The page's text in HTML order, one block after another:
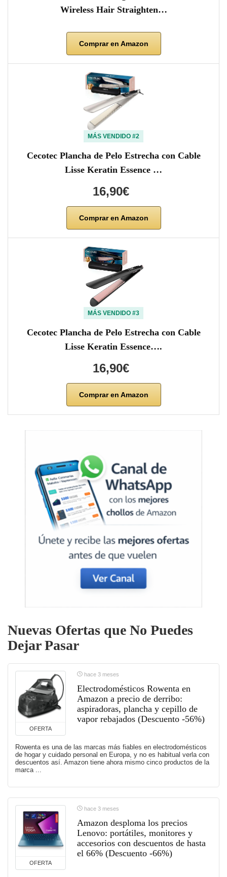
Wireless Hair Straighten…
Comprar en Amazon
MÁS VENDIDO #2
Cecotec Plancha de Pelo Estrecha con Cable
Lisse Keratin Essence …
16,90€
Comprar en Amazon
MÁS VENDIDO #3
Cecotec Plancha de Pelo Estrecha con Cable
Lisse Keratin Essence….
16,90€
Comprar en Amazon
Nuevas Ofertas que No Puedes
Dejar Pasar
OFERTA
hace 3 meses
Electrodomésticos Rowenta en
Amazon a precio de derribo:
aspiradoras, plancha y cepillo de
vapor rebajados (Descuento -56%)
Rowenta es una de las marcas más fiables en electrodomésticos
de hogar y cuidado personal en Europa, y no es habitual verla con
descuentos así. Amazon tiene ahora mismo cinco productos de la
marca ...
OFERTA
hace 3 meses
Amazon desploma los precios
Lenovo: portátiles, monitores y
accesorios con descuentos de hasta
el 66% (Descuento -66%)